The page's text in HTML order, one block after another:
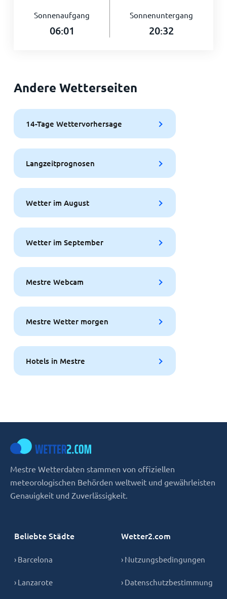
Sonnenaufgang
06:01
Sonnenuntergang
20:32
Andere Wetterseiten
14-Tage Wettervorhersage
Langzeitprognosen
Wetter im August
Wetter im September
Mestre Webcam
Mestre Wetter morgen
Hotels in Mestre
Mestre Wetterdaten stammen von offiziellen
meteorologischen Behörden weltweit und gewährleisten
Genauigkeit und Zuverlässigkeit.
Beliebte Städte
› Barcelona
› Lanzarote
Wetter2.com
› Nutzungsbedingungen
› Datenschutzbestimmung